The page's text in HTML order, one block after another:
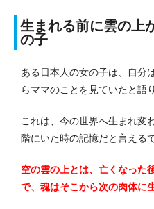
生まれる前に雲の上
の子
ある日本人の女の子は、自分
らママのことを見ていたと語
これは、今の世界へ生まれ変
階にいた時の記憶だと言える
空の雲の上とは、亡くなった
で、魂はそこから次の肉体に